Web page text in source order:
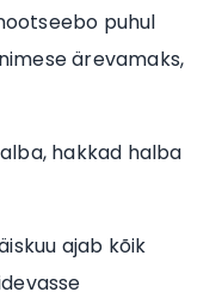
puhul
ärevamaks,
hakkad halba
ajab kõik